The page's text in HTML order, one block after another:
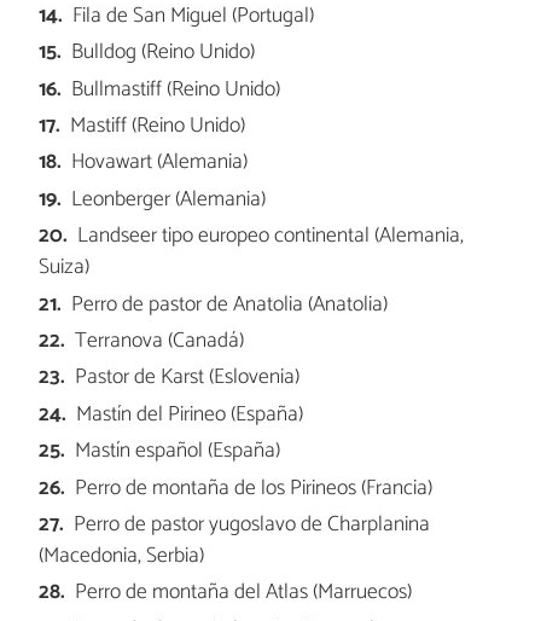
Fila de San Miguel (Portugal)
Bulldog (Reino Unido)
Bullmastiff (Reino Unido)
Mastiff (Reino Unido)
Hovawart (Alemania)
Leonberger (Alemania)
Landseer tipo europeo continental (Alemania,
Suiza)
Perro de pastor de Anatolia (Anatolia)
Terranova (Canadá)
Pastor de Karst (Eslovenia)
Mastín del Pirineo (España)
Mastín español (España)
Perro de montaña de los Pirineos (Francia)
Perro de pastor yugoslavo de Charplanina
(Macedonia, Serbia)
Perro de montaña del Atlas (Marruecos)